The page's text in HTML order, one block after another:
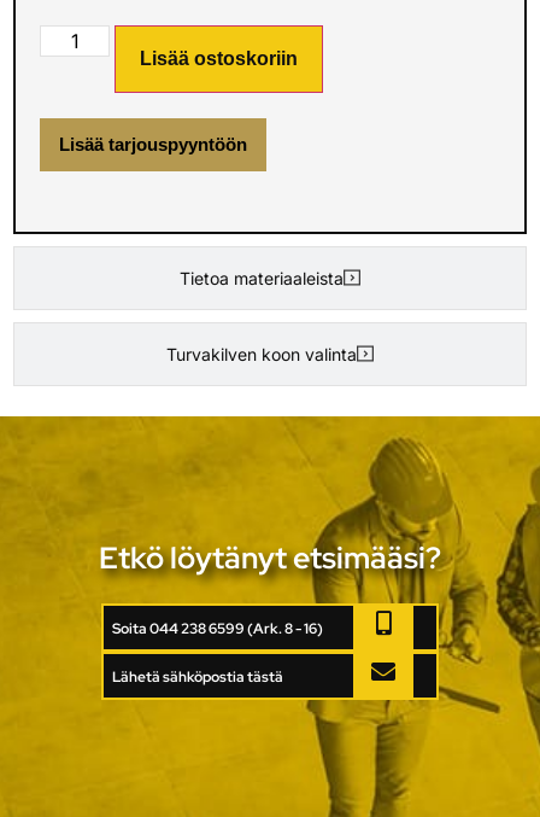
Tietoa materiaaleista
Turvakilven koon valinta
Lisää ostoskoriin
Lisää tarjouspyyntöön
Etkö löytänyt etsimääsi?
Soita 044 238 6599 (Ark. 8 - 16)
Lähetä sähköpostia tästä